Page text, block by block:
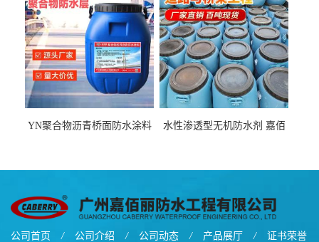
YN聚合物沥青桥面防水涂料
水性渗透型无机防水剂 嘉佰
公司首页 / 公司介绍 / 公司动态 / 产品展厅 / 证书荣誉